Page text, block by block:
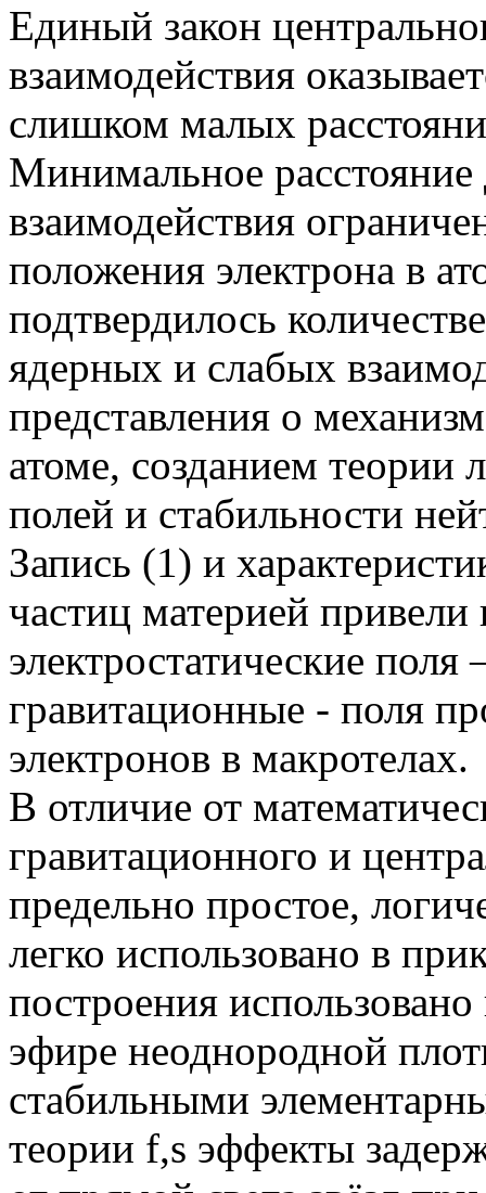
Единый закон
взаимодействия
слишком малых
Минимальное расстояние
взаимодействия
положения электрона в
подтвердилось
ядерных и слабых
представления о
атоме, созданием теории
полей и стабильности
Запись (1) и
частиц материей привели
электростатические поля
гравитационные - поля
электронов в макротелах.
В отличие от
гравитационного и
предельно простое,
легко использовано в
построения
эфире неоднородной
стабильными
теории f,s эффекты